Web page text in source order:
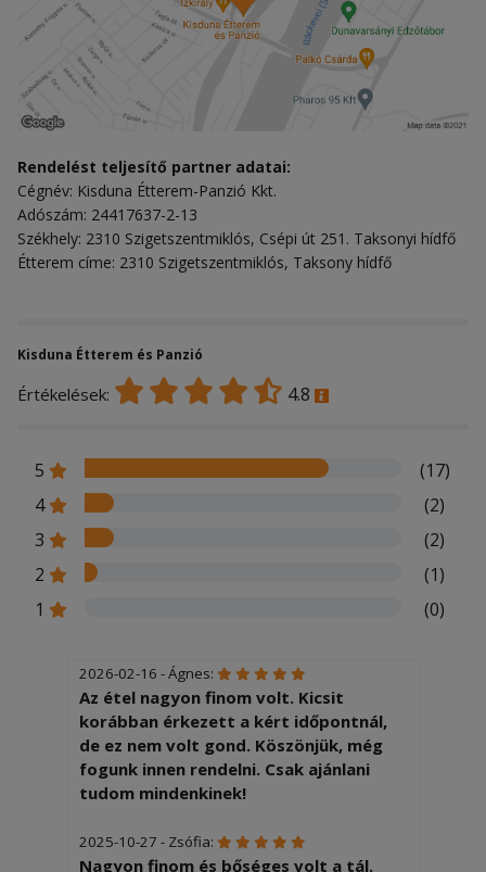
Rendelést teljesítő partner adatai:
Cégnév: Kisduna Étterem-Panzió Kkt.
Adószám: 24417637-2-13
Székhely: 2310 Szigetszentmiklós, Csépi út 251. Taksonyi hídfő
Étterem címe: 2310 Szigetszentmiklós, Taksony hídfő
Kisduna Étterem és Panzió
Értékelések: 4.8
5
(17)
4
(2)
3
(2)
2
(1)
1
(0)
2026-02-16 - Ágnes:
Az étel nagyon finom volt. Kicsit
korábban érkezett a kért időpontnál,
de ez nem volt gond. Köszönjük, még
fogunk innen rendelni. Csak ajánlani
tudom mindenkinek!
2025-10-27 - Zsófia:
Nagyon finom és bőséges volt a tál.